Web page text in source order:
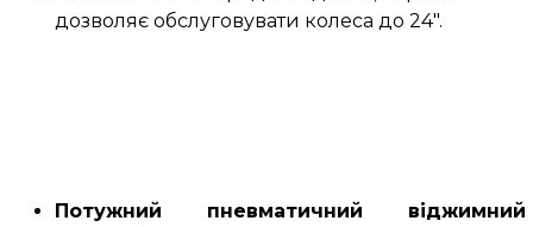
дозволяє обслуговувати колеса до 24".
Потужний пневматичний віджимний